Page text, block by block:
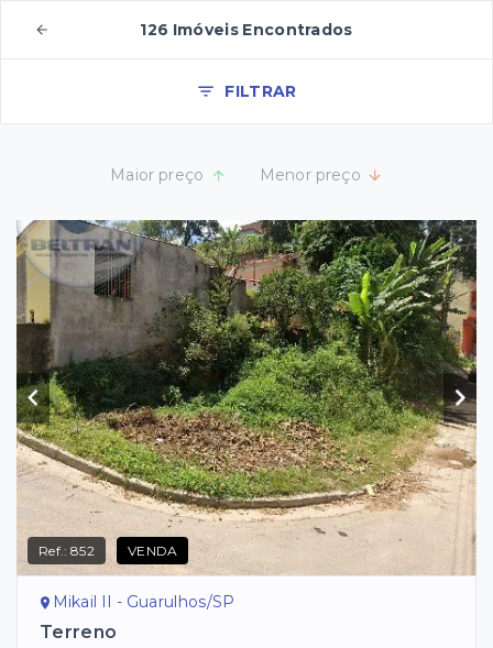
126 Imóveis Encontrados
FILTRAR
Maior preço Menor preço
Ref.:852 VENDA
Mikail II - Guarulhos/SP
Terreno